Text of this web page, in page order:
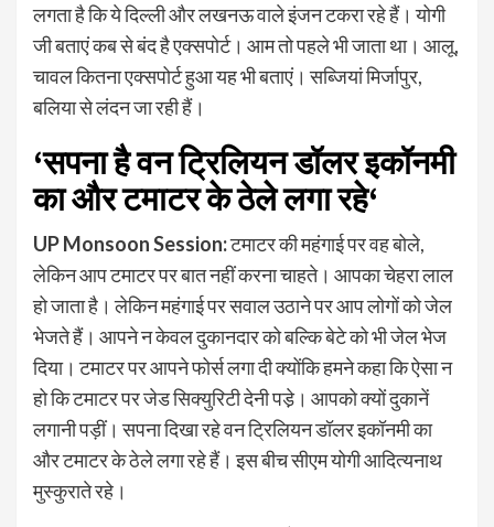
लगता है कि ये दिल्‍ली और लखनऊ वाले इंजन टकरा रहे हैं। योगी
जी बताएं कब से बंद है एक्‍सपोर्ट। आम तो पहले भी जाता था। आलू,
चावल कितना एक्‍सपोर्ट हुआ यह भी बताएं। सब्जियां मिर्जापुर,
बलिया से लंदन जा रही हैं।
‘सपना है वन ट्रिलियन डॉलर इकॉनमी
का और टमाटर के ठेले लगा रहे‘
UP Monsoon Session:टमाटर की महंगाई पर वह बोले,
लेकिन आप टमाटर पर बात नहीं करना चाहते। आपका चेहरा लाल
हो जाता है। लेकिन महंगाई पर सवाल उठाने पर आप लोगों को जेल
भेजते हैं। आपने न केवल दुकानदार को बल्कि बेटे को भी जेल भेज
दिया। टमाटर पर आपने फोर्स लगा दी क्‍योंकि हमने कहा कि ऐसा न
हो कि टमाटर पर जेड सिक्‍युरिटी देनी पडे़। आपको क्‍यों दुकानें
लगानी पड़ीं। सपना दिखा रहे वन ट्रिलियन डॉलर इकॉनमी का
और टमाटर के ठेले लगा रहे हैं। इस बीच सीएम योगी आदित्‍यनाथ
मुस्‍कुराते रहे।